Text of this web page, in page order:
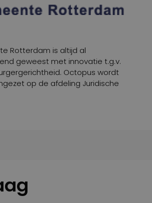
Rotterdam is altijd al
geweest met innovatie t.g.v.
Octopus wordt
op de afdeling Juridische